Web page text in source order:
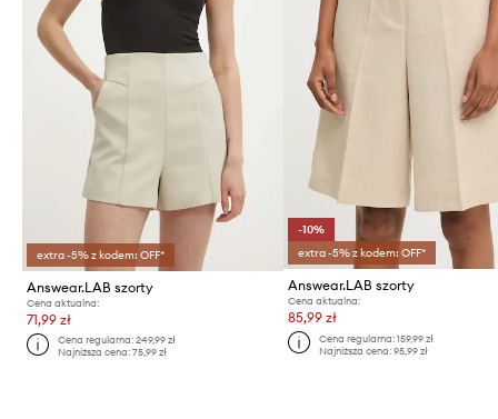
extra -5% z kodem: OFF*
Answear.LAB szorty
Cena aktualna:
71,99 zł
Cena regularna:249,99 zł
Najniższa cena:75,99 zł
-10%
extra -5% z kodem: OFF*
Answear.LAB szorty
Cena aktualna:
85,99 zł
Cena regularna: 159,99 zł
Najniższa cena: 95,99 zł